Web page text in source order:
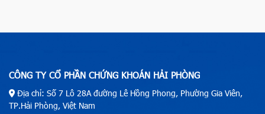
CÔNG TY CỔ PHẦN CHỨNG KHOÁN HẢI PHÒNG
Địa chỉ: Số 7 Lô 28A đường Lê Hồng Phong, Phường Gia Viên,
TP.Hải Phòng, Việt Nam